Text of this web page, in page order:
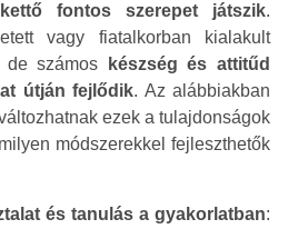
fontos szerepet játszik.
vagy fiatalkorban kialakult
de számos
készség és attitűd
útján fejlődik. Az alábbiakban
ezek a tulajdonságok
módszerekkel fejleszthetők
és tanulás a gyakorlatban: